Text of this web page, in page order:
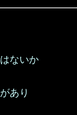
ないか
あり